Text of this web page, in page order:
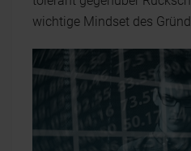
wichtige Mindset des